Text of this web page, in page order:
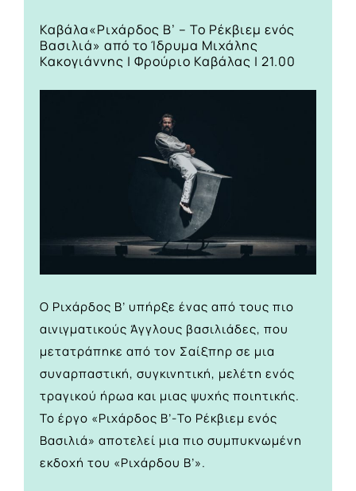
Καβάλα«Ριχάρδος Β’ – Το Ρέκβιεμ ενός
Βασιλιά» από το Ίδρυμα Μιχάλης
Κακογιάννης | Φρούριο Καβάλας | 21.00
Ο Ριχάρδος Β’ υπήρξε ένας από τους πιο
αινιγματικούς Άγγλους βασιλιάδες, που
μετατράπηκε από τον Σαίξπηρ σε μια
συναρπαστική, συγκινητική, μελέτη ενός
τραγικού ήρωα και μιας ψυχής ποιητικής.
Το έργο «Ριχάρδος Β’-Το Ρέκβιεμ ενός
Βασιλιά» αποτελεί μια πιο συμπυκνωμένη
εκδοχή του «Ριχάρδου Β’».